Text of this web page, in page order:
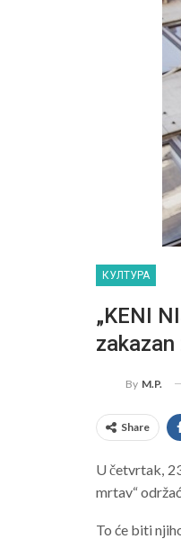
КУЛТУРА
„KENI
By M.P.
Share
U četvrtak,
mrtav“
To će biti